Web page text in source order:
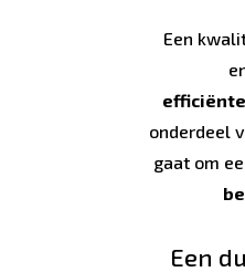
Een
onderdeel
gaat om
Een